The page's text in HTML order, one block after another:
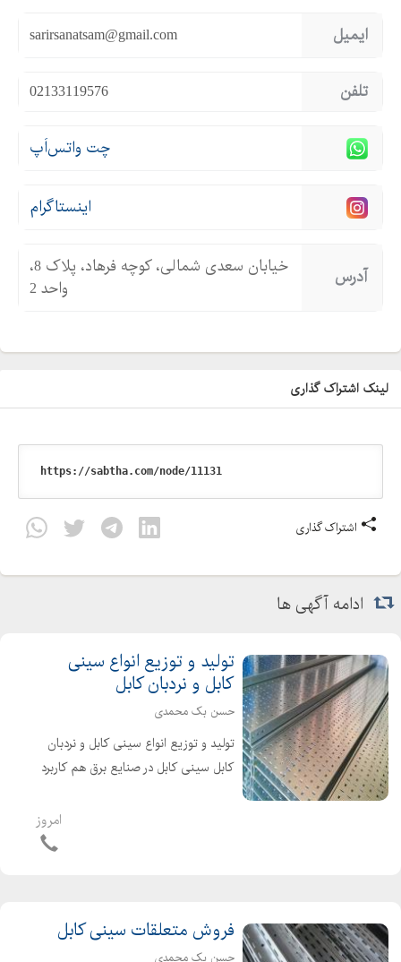
ایمیل sarirsanatsam@gmail.com
تلفن 02133119576
چت واتس‌اَپ
اینستاگرام
آدرس
خیابان سعدی شمالی، کوچه فرهاد، پلاک 8،
واحد 2
لینک اشتراک گذاری
اشتراک گذاری
ادامه آگهی ها
تولید و توزیع انواع سینی
کابل و نردبان کابل
حسن بک محمدی
تولید و توزیع انواع سینی کابل و نردبان
کابل سینی کابل در صنایع برق هم کاربرد
کابلها و عبور آن، از نگهدارنده کابل مورد
بهره قرار می گیرد . انواع سینی کابل عبار...
امروز
فروش متعلقات سینی کابل
حسن بک محمدی